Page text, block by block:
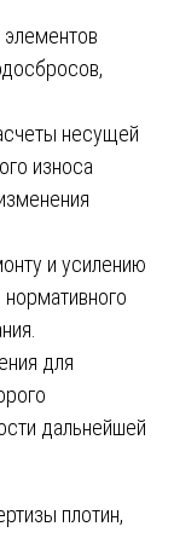
несущей
износа
и усилению
для
дальнейшей
плотин,